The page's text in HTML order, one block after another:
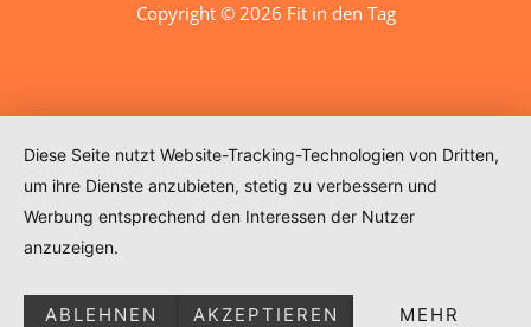
Copyright © 2026 Fit in den Tag
Diese Seite nutzt Website-Tracking-Technologien von Dritten,
um ihre Dienste anzubieten, stetig zu verbessern und
Werbung entsprechend den Interessen der Nutzer
anzuzeigen.
ABLEHNEN AKZEPTIEREN MEHR